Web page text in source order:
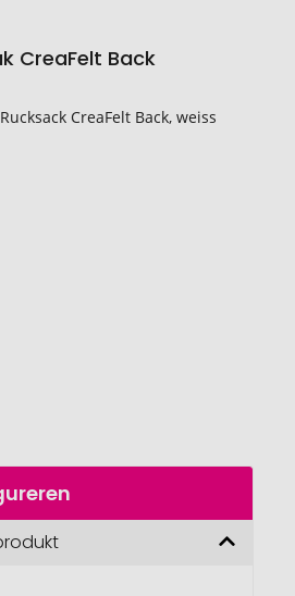
CreaFelt Back